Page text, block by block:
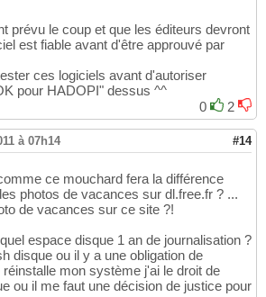
prévu le coup et que les éditeurs devront
est fiable avant d'être approuvé par
ces logiciels avant d'autoriser
pour HADOPI" dessus ^^
0
2
à 07h14 #14
ce mouchard fera la différence
photos de vacances sur dl.free.fr ? ...
de vacances sur ce site ?!
espace disque 1 an de journalisation ?
disque ou il y a une obligation de
mon système j'ai le droit de
ou il me faut une décision de justice pour